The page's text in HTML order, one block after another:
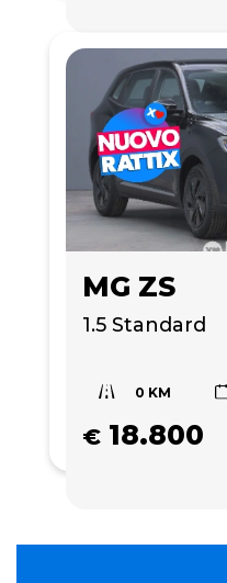
MG ZS
1.5 Standard
0 KM
€ 18.800